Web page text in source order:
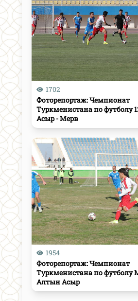
1702
Фоторепортаж: Чемпионат
Туркменистана по футболу
Асыр - Мерв
1954
Фоторепортаж: Чемпионат
Туркменистана по футболу
Алтын Асыр